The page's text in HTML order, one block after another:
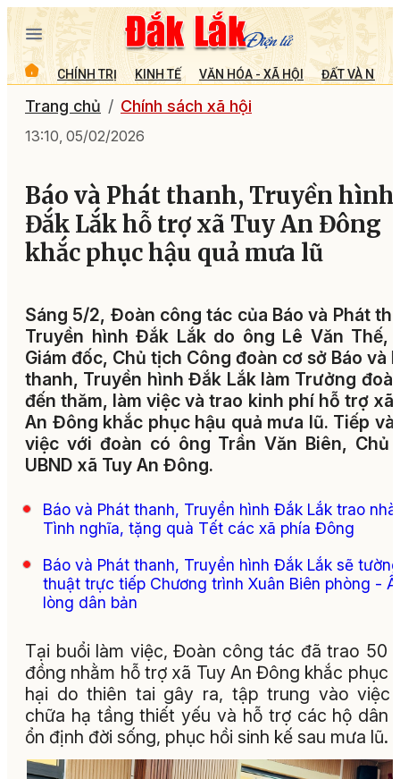
CHÍNH TRỊ KINH TẾ VĂN HÓA - XÃ HỘI ĐẤT VÀ
Trang chủ Chính sách xã hội
13:10, 05/02/2026
Báo và Phát thanh, Truyền hình
Đắk Lắk hỗ trợ xã Tuy An Đông
khắc phục hậu quả mưa lũ
Sáng 5/2, Đoàn công tác của Báo và Phát
Truyền hình Đắk Lắk do ông Lê Văn Thế,
Giám đốc, Chủ tịch Công đoàn cơ sở Báo và
thanh, Truyền hình Đắk Lắk làm Trưởng
đến thăm, làm việc và trao kinh phí hỗ trợ xã
An Đông khắc phục hậu quả mưa lũ. Tiếp và
việc với đoàn có ông Trần Văn Biên, Chủ
UBND xã Tuy An Đông.
Báo và Phát thanh, Truyền hình Đắk Lắk trao nhà
Tình nghĩa, tặng quà Tết các xã phía Đông
Báo và Phát thanh, Truyền hình Đắk Lắk sẽ tường
thuật trực tiếp Chương trình Xuân Biên phòng -
lòng dân bản
Tại buổi làm việc, Đoàn công tác đã trao 50
đồng nhằm hỗ trợ xã Tuy An Đông khắc phục
hại do thiên tai gây ra, tập trung vào việc
chữa hạ tầng thiết yếu và hỗ trợ các hộ dân
ổn định đời sống, phục hồi sinh kế sau mưa lũ.